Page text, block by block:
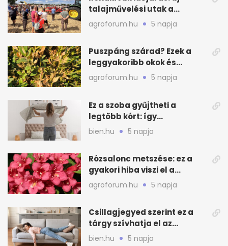
talajművelési utak a
gazdáknak
agroforum.hu 5 napja
Puszpáng szárad? Ezek a
leggyakoribb okok és
teendők
agroforum.hu 5 napja
Ez a szoba gyűjtheti a
legtöbb kórt: így
mélytisztítsd otthon
bien.hu 5 napja
Rózsalonc metszése: ez a
gyakori hiba viszi el a
virágzást
agroforum.hu 5 napja
Csillagjegyed szerint ez a
tárgy szívhatja el az
otthonod energiáját
bien.hu 5 napja